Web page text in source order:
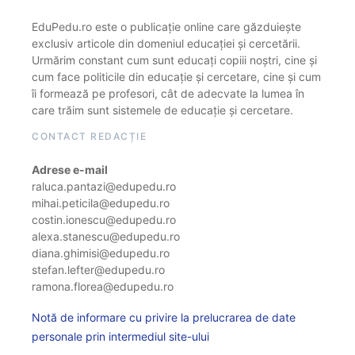
EduPedu.ro este o publicație online care găzduiește
exclusiv articole din domeniul educației și cercetării.
Urmărim constant cum sunt educați copiii noștri, cine și
cum face politicile din educație și cercetare, cine și cum
îi formează pe profesori, cât de adecvate la lumea în
care trăim sunt sistemele de educație și cercetare.
CONTACT REDACȚIE
Adrese e-mail
raluca.pantazi@edupedu.ro
mihai.peticila@edupedu.ro
costin.ionescu@edupedu.ro
alexa.stanescu@edupedu.ro
diana.ghimisi@edupedu.ro
stefan.lefter@edupedu.ro
ramona.florea@edupedu.ro
Notă de informare cu privire la prelucrarea de date
personale prin intermediul site-ului